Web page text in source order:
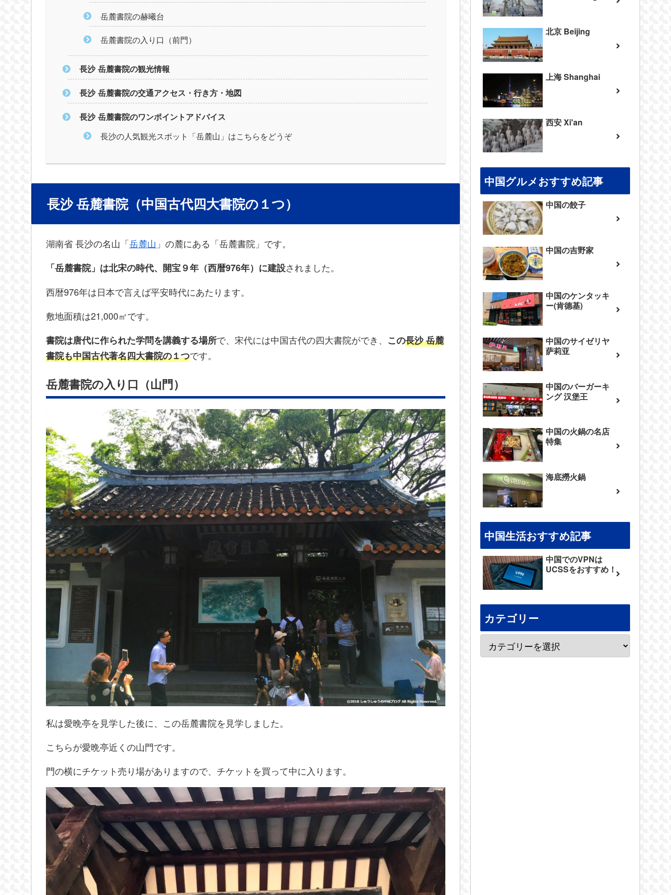
岳麓書院の赫曦台
岳麓書院の入り口（前門）
長沙 岳麓書院の観光情報
長沙 岳麓書院の交通アクセス・行き方・地図
長沙 岳麓書院のワンポイントアドバイス
長沙の人気観光スポット「岳麓山」はこちらをどうぞ
長沙 岳麓書院（中国古代四大書院の１つ）
湖南省 長沙の名山「岳麓山 」の麓にある「岳麓書院」です。
「岳麓書院」は北宋の時代、開宝９年（西暦976年）に建設されました。
西暦976年は日本で言えば平安時代にあたります。
敷地面積は21,000㎡です。
書院は唐代に作られた学問を講義する場所で、宋代には中国古代の四大書院ができ、 この長沙 岳麓
書院も中国古代著名四大書院の１つです。
岳麓書院の入り口（山門）
私は愛晩亭を見学した後に、この岳麓書院を見学しました。
こちらが愛晩亭近くの山門です。
門の横にチケット売り場がありますので、チケットを買って中に入ります。
北京 Beijing
上海 Shanghai
西安 Xi'an
中国グルメおすすめ記事
中国の餃子
中国の吉野家
中国のケンタッキ
ー(肯德基)
中国のサイゼリヤ
萨莉亚
中国のバーガーキ
ング 汉堡王
中国の火鍋の名店
特集
海底撈火鍋
中国生活おすすめ記事
中国でのVPNは
UCSSをおすすめ！
カテゴリー